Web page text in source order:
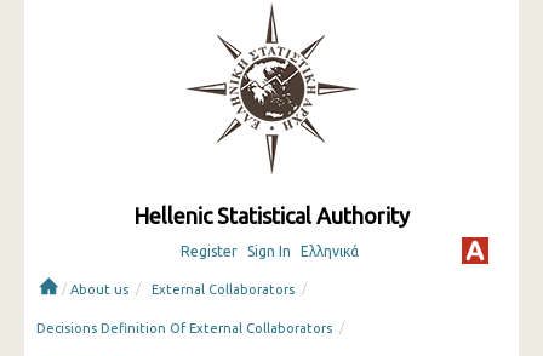
Hellenic Statistical Authority
Register Sign In Ελληνικά
/ About us / External Collaborators /
Decisions Definition Of External Collaborators /